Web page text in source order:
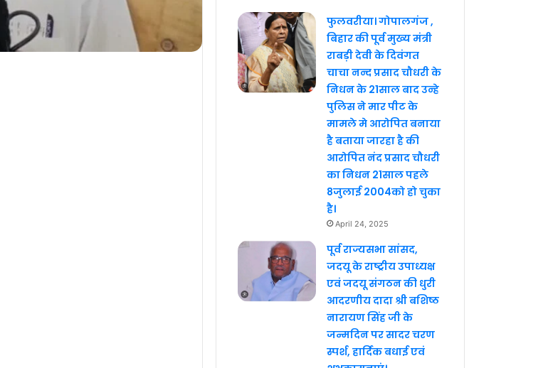
फुलवरीया। गोपालगंज ,
बिहार की पूर्व मुख्य मंत्री
राबड़ी देवी के दिवंगत
चाचा नन्द प्रसाद चौधरी के
निधन के 21साल बाद उन्हे
पुलिस ने मार पीट के
मामले मे आरोपित बनाया
है बताया जारहा है की
आरोपित नंद प्रसाद चौधरी
का निधन 21साल पहले
8जुलाई 2004को हो चुका
है।
April 24, 2025
पूर्व राज्यसभा सांसद,
जदयू के राष्ट्रीय उपाध्यक्ष
एवं जदयू संगठन की धुरी
आदरणीय दादा श्री बशिष्ठ
नारायण सिंह जी के
जन्मदिन पर सादर चरण
स्पर्श, हार्दिक बधाई एवं